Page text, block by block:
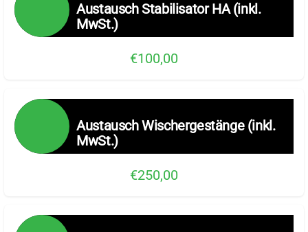
Austausch Stabilisator HA (inkl.
MwSt.)
€100,00
Austausch Wischergestänge (inkl.
MwSt.)
€250,00